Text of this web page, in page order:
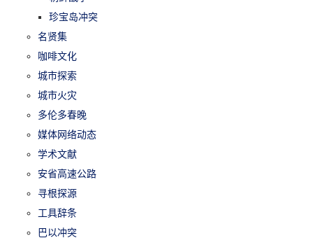
珍宝岛冲突
名贤集
咖啡文化
城市探索
城市火灾
多伦多春晚
媒体网络动态
学术文献
安省高速公路
寻根探源
工具辞条
巴以冲突